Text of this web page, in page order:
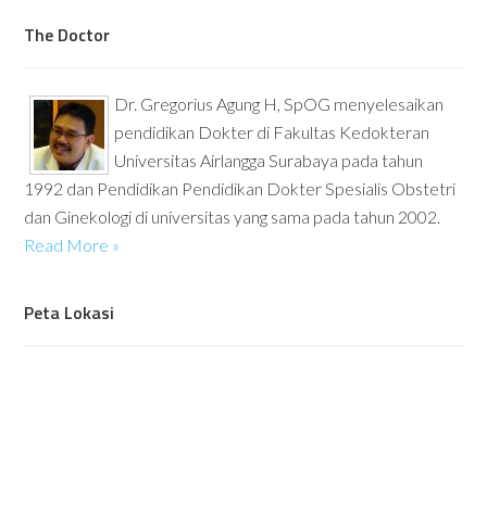
The Doctor
Dr. Gregorius Agung H, SpOG menyelesaikan
pendidikan Dokter di Fakultas Kedokteran
Universitas Airlangga Surabaya pada tahun
1992 dan Pendidikan Pendidikan Dokter Spesialis Obstetri
dan Ginekologi di universitas yang sama pada tahun 2002.
Read More »
Peta Lokasi